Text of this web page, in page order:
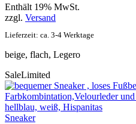
war:
99,95 €
ist:
Enthält 19% MwSt.
zzgl. Versand
Lieferzeit: ca. 3-4 Werktage
beige, flach, Legero
SaleLimited
Sneaker